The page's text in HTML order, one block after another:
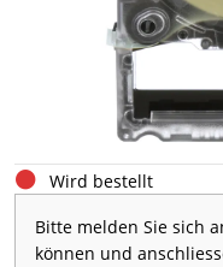
Wird bestellt
Bitte melden Sie sich
können und